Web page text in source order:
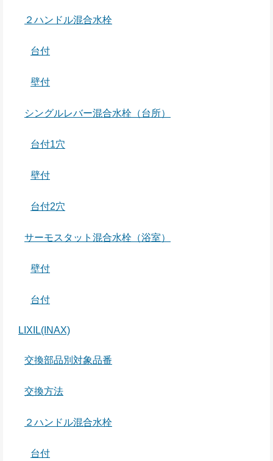
２ハンドル混合水栓
台付
壁付
シングルレバー混合水栓（台所）
台付1穴
壁付
台付2穴
サーモスタット混合水栓（浴室）
壁付
台付
LIXIL(INAX)
交換部品別対象品番
交換方法
２ハンドル混合水栓
台付